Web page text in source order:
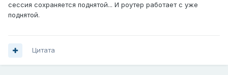
сессия сохраняется поднятой... И роутер работает с уже
поднятой.
Цитата